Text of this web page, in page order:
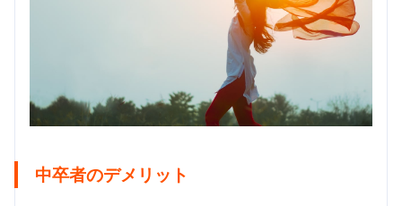
中卒者のデメリット